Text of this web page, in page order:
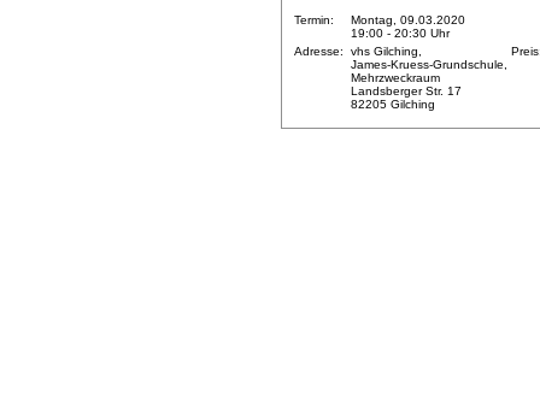
Termin:
Montag, 09.03.2020
19:00 - 20:30 Uhr
Adresse:
vhs Gilching,
James-Kruess-Grundschule,
Mehrzweckraum
Landsberger Str. 17
82205 Gilching